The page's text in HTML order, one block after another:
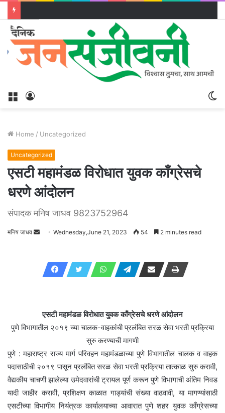
Menu
Home / Uncategorized
Uncategorized
एसटी महामंडळ विरोधात युवक काँग्रेसचे
धरणे आंदोलन
संपादक मनिष जाधव 9823752964
मनिष जाधव
SendWednesday,June 21, 2023 54 2 minutes read
एसटी महामंडळ विरोधात युवक काँग्रेसचे धरणे आंदोलन
पुणे विभागातील २०१९ च्या चालक-वाहकांची प्रलंबित सरळ सेवा भरती प्रक्रिया
सुरु करण्याची मागणी
पुणे : महाराष्ट्र राज्य मार्ग परिवहन महामंडळाच्या पुणे विभागातील चालक व वाहक
पदासाठीची २०१९ पासून प्रलंबित सरळ सेवा भरती प्रक्रिया तात्काळ सुरु करावी,
वैद्यकीय चाचणी झालेल्या उमेदवारांची ट्रायल पूर्ण करून पुणे विभागाची अंतिम निवड
यादी जाहीर करावी, प्रशिक्षण काळात गाड्यांची संख्या वाढवावी, या मागण्यांसाठी
एसटीच्या विभागीय नियंत्रक कार्यालयाच्या आवारात पुणे शहर युवक काँग्रेसच्या